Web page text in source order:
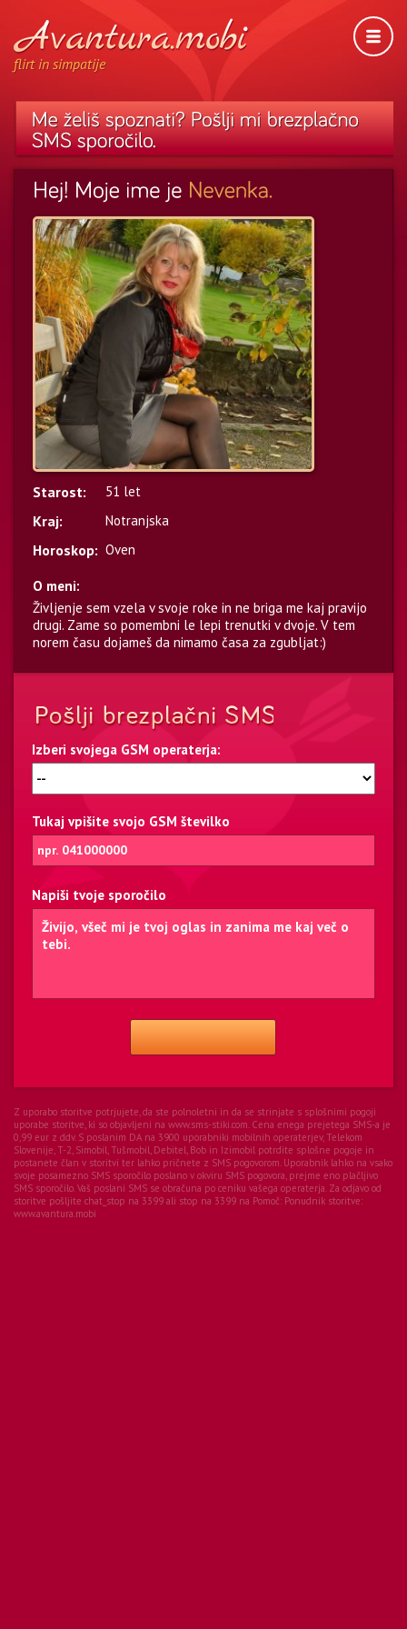
flirt in simpatije
Starost: 51 let
Kraj: Notranjska
Horoskop: Oven
O meni:
Življenje sem vzela v svoje roke in ne briga me kaj pravijo
drugi. Zame so pomembni le lepi trenutki v dvoje. V tem
norem času dojameš da nimamo časa za zgubljat:)
Izberi svojega GSM operaterja:
Tukaj vpišite svojo GSM številko
Napiši tvoje sporočilo
Z uporabo storitve potrjujete, da ste polnoletni in da se strinjate s splošnimi pogoji
uporabe storitve, ki so objavljeni na www.sms-stiki.com. Cena enega prejetega SMS-a je
0,99 eur z ddv. S poslanim DA na 3900 uporabniki mobilnih operaterjev, Telekom
Slovenije, T-2, Simobil, Tušmobil, Debitel, Bob in Izimobil potrdite splošne pogoje in
postanete član v storitvi ter lahko pričnete z SMS pogovorom. Uporabnik lahko na vsako
svoje posamezno SMS sporočilo poslano v okviru SMS pogovora, prejme eno plačljivo
SMS sporočilo. Vaš poslani SMS se obračuna po ceniku vašega operaterja. Za odjavo od
storitve pošljite chat_stop na 3399 ali stop na 3399 na Pomoč: Ponudnik storitve:
www.avantura.mobi